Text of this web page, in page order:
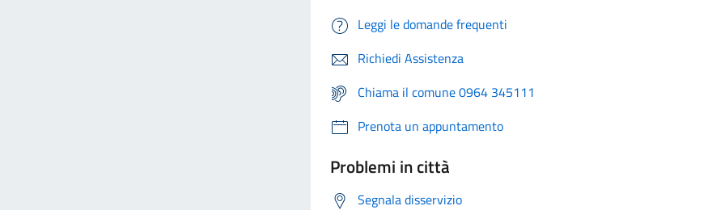
Leggi le domande frequenti
Richiedi Assistenza
Chiama il comune 0964 345111
Prenota un appuntamento
Problemi in città
Segnala disservizio